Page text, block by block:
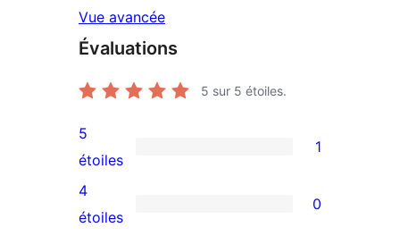
Vue avancée
Évaluations
5 sur 5 étoiles.
1
avis
à
5
étoiles
1
0
4
étoiles
0